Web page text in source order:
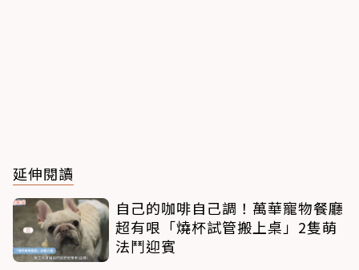
延伸閱讀
自己的咖啡自己調！萬華寵物餐廳
超有哏「燒杯試管搬上桌」2隻萌
法鬥迎賓